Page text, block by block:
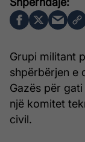
Grupi militant
shpërbërjen e
Gazës për
një komitet
civil.